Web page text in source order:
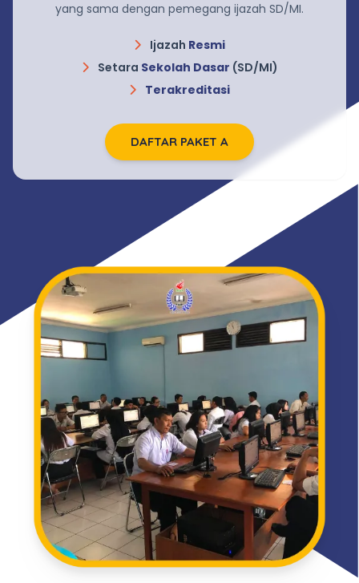
yang sama dengan pemegang ijazah SD/MI.
Ijazah Resmi
Setara Sekolah Dasar (SD/MI)
Terakreditasi
DAFTAR PAKET A